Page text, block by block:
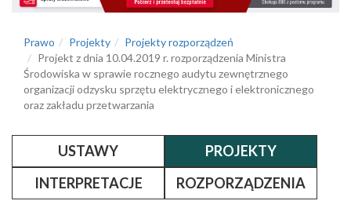
Prawo Projekty
Projekty rozporządzeń
Projekt z dnia 10.04.2019 r. rozporządzenia Ministra
Środowiska w sprawie rocznego audytu zewnętrznego
organizacji odzysku sprzętu elektrycznego i elektronicznego
oraz zakładu przetwarzania
USTAWY
PROJEKTY
INTERPRETACJE
ROZPORZĄDZENIA